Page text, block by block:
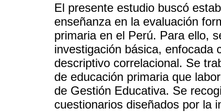
El presente estudio buscó
enseñanza en la evaluación
primaria en el Perú. Para ello,
investigación básica, enfocada
descriptivo correlacional. Se
de educación primaria que
de Gestión Educativa. Se
cuestionarios diseñados por la